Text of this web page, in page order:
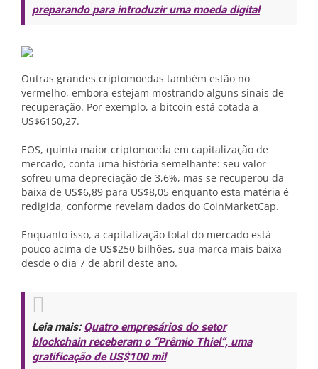
preparando para introduzir uma moeda digital
Outras grandes criptomoedas também estão no
vermelho, embora estejam mostrando alguns sinais de
recuperação. Por exemplo, a bitcoin está cotada a
US$6150,27.
EOS, quinta maior criptomoeda em capitalização de
mercado, conta uma história semelhante: seu valor
sofreu uma depreciação de 3,6%, mas se recuperou da
baixa de US$6,89 para US$8,05 enquanto esta matéria é
redigida, conforme revelam dados do CoinMarketCap.
Enquanto isso, a capitalização total do mercado está
pouco acima de US$250 bilhões, sua marca mais baixa
desde o dia 7 de abril deste ano.
Leia mais:Quatro empresários do setor
blockchain receberam o “Prêmio Thiel”, uma
gratificação de US$100 mil